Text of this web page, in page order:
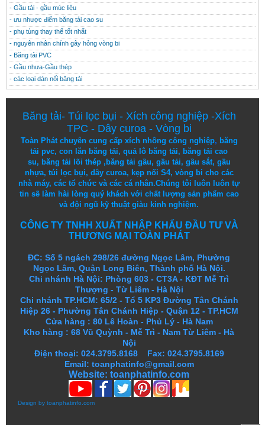
- Gầu tải - gầu múc liệu
- ưu nhược điểm băng tải cao su
- phụ tùng thay thế tốt nhất
- nguyên nhân chính gây hỏng vòng bi
- Băng tải PVC
- Gầu nhưa-Gầu thép
- các loại dán nối băng tải
Băng tải- Túi lọc bụi - Xích công nghiệp-Xích
TPC - Dây curoa - Vòng bi
Toàn Phát chuyên cung cấp xích nhông công nghiệp, băng
tải pvc,con lăn băng tải,quả lô băng tải, băng tải cao
su, băng tải lõi thép,băng tải gầu, gầu tải, gầu sắt, gầu
nhựa, túi lọc bụi, dây curoa, kẹp nối S4, vòng bi cho các
nhà máy, các tổ chức và các cá nhân.Chúng tôi luôn luôn tự
tin sẽ làm hài lòng quý khách với chất lượng sảnphẩm cao
và đội ngũ kỹ thuật giàu kinh nghiệm.
CÔNG TY TNHH XUẤT NHẬP KHẨU ĐẦU TƯ VÀ
THƯƠNG MẠI TOÀN PHÁT
ĐC: Số 5 ngách 298/26 đường Ngọc Lâm, Phường
Ngọc Lâm, Quận Long Biên, Thành phố Hà Nội.
Chi nhánh Hà Nội: Phòng 603 - CT3A - KĐT Mễ Trì
Thượng - Từ Liêm - Hà Nội
Chi nhánh TP.HCM: 65/2 - Tổ 5 KP3 Đường Tân Chánh
Hiệp 26 - Phường Tân Chánh Hiệp - Quận 12 - TP.HCM
Cửa hàng : 80 Lê Hoàn - Phủ Lý - Hà Nam
Kho hàng :68 Vũ Quỳnh - Mễ Trì - Nam Từ Liêm - Hà
Nội
Điện thoại: 024.3795.8168 Fax: 024.3795.8169
Email: toanphatinfo@gmail.com
Website: toanphatinfo.com
Design by toanphatinfo.com